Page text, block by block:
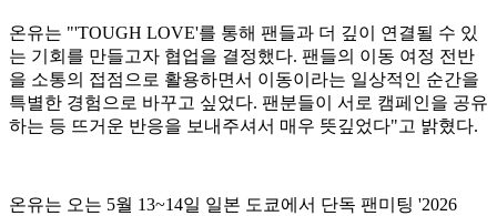
온유는 "'TOUGH LOVE'를 통해 팬들과 더 깊이 연결될 수 있
는 기회를 만들고자 협업을 결정했다. 팬들의 이동 여정 전반
을 소통의 접점으로 활용하면서 이동이라는 일상적인 순간을
특별한 경험으로 바꾸고 싶었다. 팬분들이 서로 캠페인을 공유
하는 등 뜨거운 반응을 보내주셔서 매우 뜻깊었다"고 밝혔다.
온유는 오는 5월 13~14일 일본 도쿄에서 단독 팬미팅 '2026